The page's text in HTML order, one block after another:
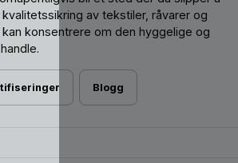
av tekstiler, råvarer og
konsentrere om den hyggelige og
Blogg